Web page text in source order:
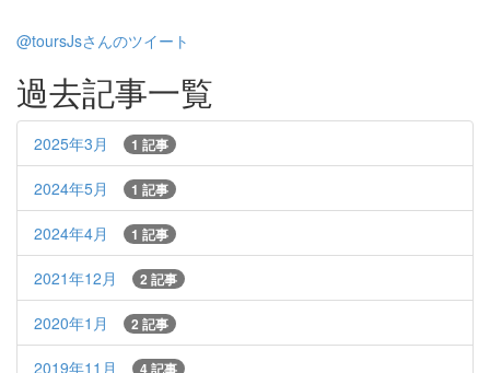
@toursJsさんのツイート
過去記事一覧
2025年3月 1 記事
2024年5月 1 記事
2024年4月 1 記事
2021年12月 2 記事
2020年1月 2 記事
2019年11月 4 記事